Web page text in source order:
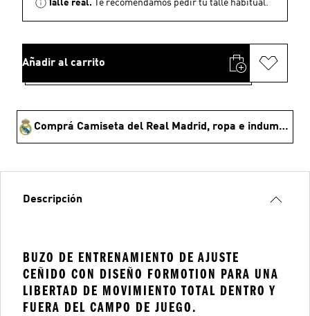
Talle real. Te recomendamos pedir tu talle habitual.
Añadir al carrito
Comprá Camiseta del Real Madrid, ropa e indumentaria - reyes de europa 🏆
Descripción
BUZO DE ENTRENAMIENTO DE AJUSTE
CEÑIDO CON DISEÑO FORMOTION PARA UNA
LIBERTAD DE MOVIMIENTO TOTAL DENTRO Y
FUERA DEL CAMPO DE JUEGO.